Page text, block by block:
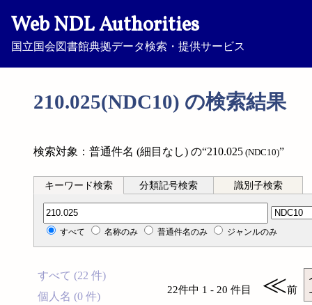
Web NDL Authorities
国立国会図書館典拠データ検索・提供サービス
210.025(NDC10) の検索結果
検索対象：普通件名 (細目なし) の“210.025 (NDC10)”
キーワード検索 分類記号検索 識別子検索
分類記号検索
すべて 名称のみ 普通件名のみ ジャンルのみ
すべて (22 件)
個人名 (0 件)
22件中 1 - 20 件目 ≪前